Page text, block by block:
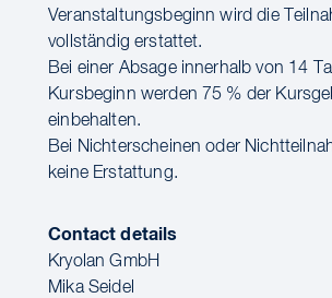
Veranstaltungsbeginn wird die
vollständig erstattet.
Bei einer Absage innerhalb von 14
Kursbeginn werden 75 % der
einbehalten.
Bei Nichterscheinen oder
keine Erstattung.
Contact details
Kryolan GmbH
Mika Seidel